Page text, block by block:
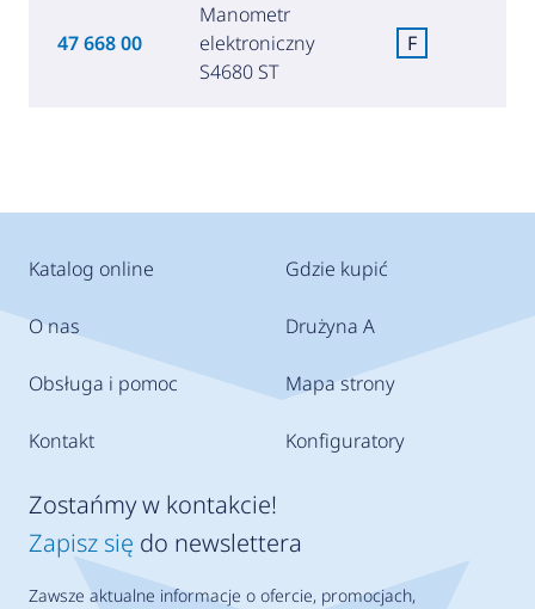
47 668 00
Manometr
elektroniczny
S4680 ST
F
Katalog online
O nas
Obsługa i pomoc
Kontakt
Gdzie kupić
Drużyna A
Mapa strony
Konfiguratory
Zostańmy w kontakcie!
Zapisz się do newslettera
Zawsze aktualne informacje o ofercie, promocjach,